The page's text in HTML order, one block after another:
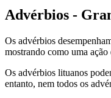
Advérbios -
Os advérbios
mostrando como uma
Os advérbios lituanos
entanto, nem todos os